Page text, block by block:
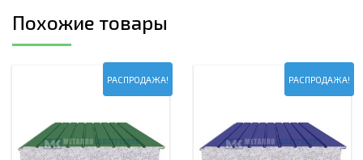
Похожие товары
РАСПРОДАЖА! РАСПРОДАЖА!